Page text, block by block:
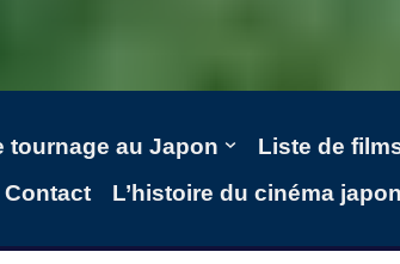
tournage au Japon
Liste de
Contact L’histoire du cinéma